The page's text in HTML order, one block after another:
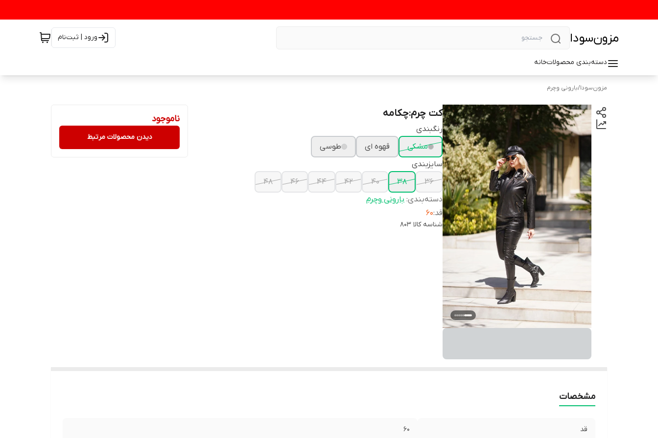
مزون‌سودا ورود | ثبت‌نام
دسته‌بندی محصولاتخانه
مزون‌سودا/بارونی وچرم
کت چرم:چکامه
رنگبندی
مشکی
قهوه ای
طوسی
سایزبندی
۳۶
۳۸ ۴۰ ۴۲ ۴۴ ۴۶
۴۸
دسته‌بندی: بارونی وچرم
قد:۶۰
شناسه کالا 803
ناموجود
دیدن محصولات مرتبط
مشخصات
قد ۶۰